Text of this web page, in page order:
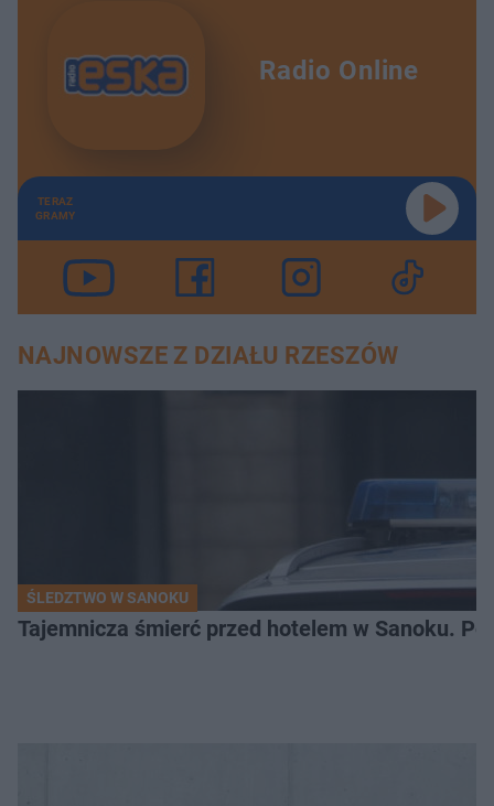
Radio Online
TERAZ
GRAMY
NAJNOWSZE Z DZIAŁU RZESZÓW
ŚLEDZTWO W SANOKU
Tajemnicza śmierć przed hotelem w Sanoku.